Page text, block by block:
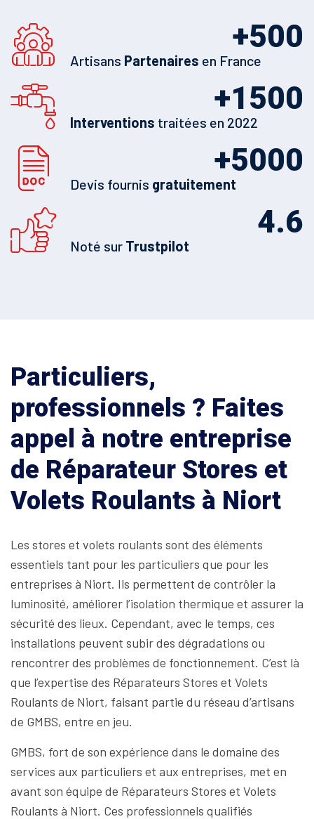
500
+
Artisans Partenaires en France
1500
+
Interventions traitées en 2022
5000
+
Devis fournis gratuitement
4.6
Noté sur Trustpilot
Particuliers,
professionnels ? Faites
appel à notre entreprise
de Réparateur Stores et
Volets Roulants à Niort
Les stores et volets roulants sont des éléments
essentiels tant pour les particuliers que pour les
entreprises à Niort. Ils permettent de contrôler la
luminosité, améliorer l’isolation thermique et assurer la
sécurité des lieux. Cependant, avec le temps, ces
installations peuvent subir des dégradations ou
rencontrer des problèmes de fonctionnement. C’est là
que l’expertise des Réparateurs Stores et Volets
Roulants de Niort, faisant partie du réseau d’artisans
de GMBS, entre en jeu.
GMBS, fort de son expérience dans le domaine des
services aux particuliers et aux entreprises, met en
avant son équipe de Réparateurs Stores et Volets
Roulants à Niort. Ces professionnels qualifiés